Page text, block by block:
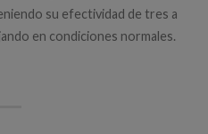
su efectividad de tres a
en condiciones normales.